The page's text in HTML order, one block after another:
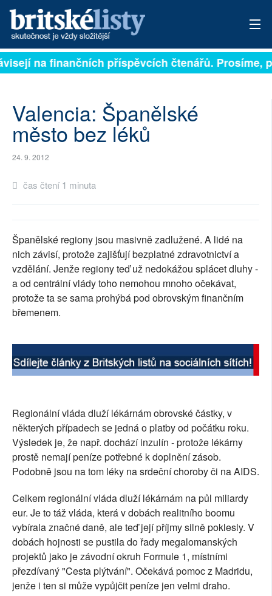
PŘIHLÁSIT
ARCHIV
PŘÍSPĚVKY NA PROVOZ
SOCIÁLNÍ SÍTĚ
RUBRIKY
PLNÁ VERZE STRÁNEK
na finančních příspěvcích čtenářů. Prosíme,
Valencia: Španělské
město bez léků
24. 9. 2012
čas čtení 1 minuta
Španělské regiony jsou masivně zadlužené. A lidé na
nich závisí, protože zajišťují bezplatné zdravotnictví a
vzdělání. Jenže regiony teď už nedokážou splácet dluhy -
a od centrální vlády toho nemohou mnoho očekávat,
protože ta se sama prohýbá pod obrovským finančním
břemenem.
Regionální vláda dluží lékárnám obrovské částky, v
některých případech se jedná o platby od počátku roku.
Výsledek je, že např. dochází inzulín - protože lékárny
prostě nemají peníze potřebné k doplnění zásob.
Podobně jsou na tom léky na srdeční choroby či na AIDS.
Celkem regionální vláda dluží lékárnám na půl miliardy
eur. Je to táž vláda, která v dobách realitního boomu
vybírala značné daně, ale teď její příjmy silně poklesly. V
dobách hojnosti se pustila do řady megalomanských
projektů jako je závodní okruh Formule 1, místními
přezdívaný "Cesta plýtvání". Očekává pomoc z Madridu,
jenže i ten si může vypůjčit peníze jen velmi draho.